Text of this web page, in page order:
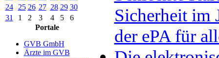
24
25 26 27 28 29 30
31
1 2 3 4 5
6
Portale
GVB GmbH
Ärzte im GVB
Sicherheit im
der ePA für